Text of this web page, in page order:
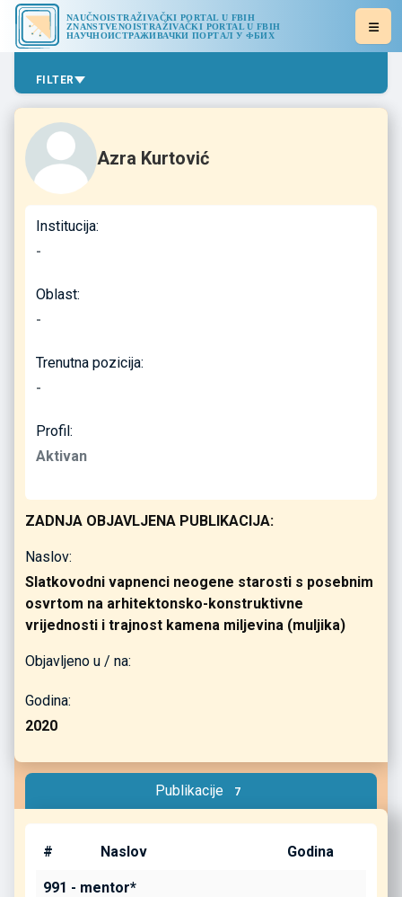
NAUČNOISTRAŽIVAČKI PORTAL U FBIH
ZNANSTVENOISTRAŽIVAČKI PORTAL U FBIH
НАУЧНОИСТРАЖИВАЧКИ ПОРТАЛ У ФБИХ
FILTER
Azra Kurtović
Institucija:
-
Oblast:
-
Trenutna pozicija:
-
Profil:
Aktivan
ZADNJA OBJAVLJENA PUBLIKACIJA:
Naslov:
Slatkovodni vapnenci neogene starosti s posebnim
osvrtom na arhitektonsko-konstruktivne
vrijednosti i trajnost kamena miljevina (muljika)
Objavljeno u / na:
Godina:
2020
Publikacije 7
# Naslov Godina
991 - mentor*